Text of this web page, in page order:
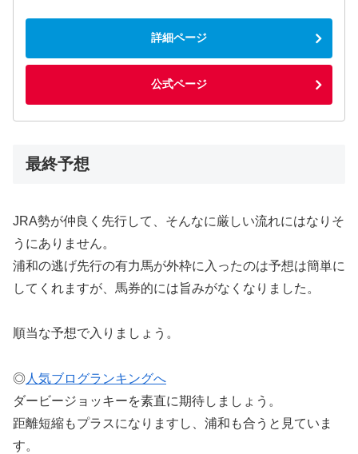
詳細ページ
公式ページ
最終予想
JRA勢が仲良く先行して、そんなに厳しい流れにはなりそ
うにありません。
浦和の逃げ先行の有力馬が外枠に入ったのは予想は簡単に
してくれますが、馬券的には旨みがなくなりました。
順当な予想で入りましょう。
◎人気ブログランキングへ
ダービージョッキーを素直に期待しましょう。
距離短縮もプラスになりますし、浦和も合うと見ていま
す。